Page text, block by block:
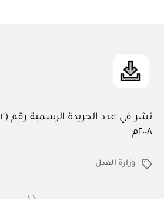
٢٠٠٨م
الوسوموزارة العدل